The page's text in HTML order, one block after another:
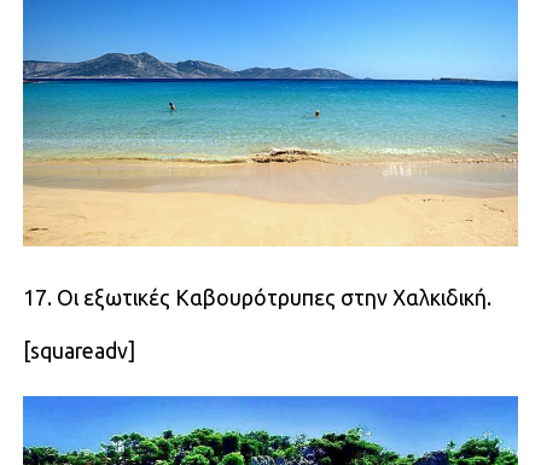
17. Οι εξωτικές Καβουρότρυπες στην Χαλκιδική.
[squareadv]